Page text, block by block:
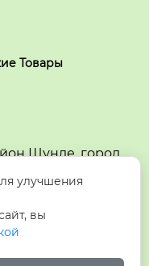
Товары
Шунде, город
улучшения
вы